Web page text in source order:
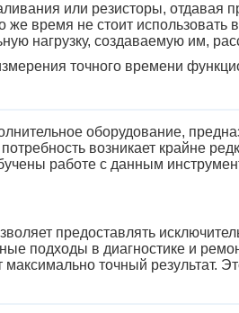
или резисторы, отдавая
время не стоит использовать
нагрузку, создаваемую им,
точного времени
оборудование,
возникает крайне
работе с данным
предоставлять
подходы в диагностике и
точный результат.